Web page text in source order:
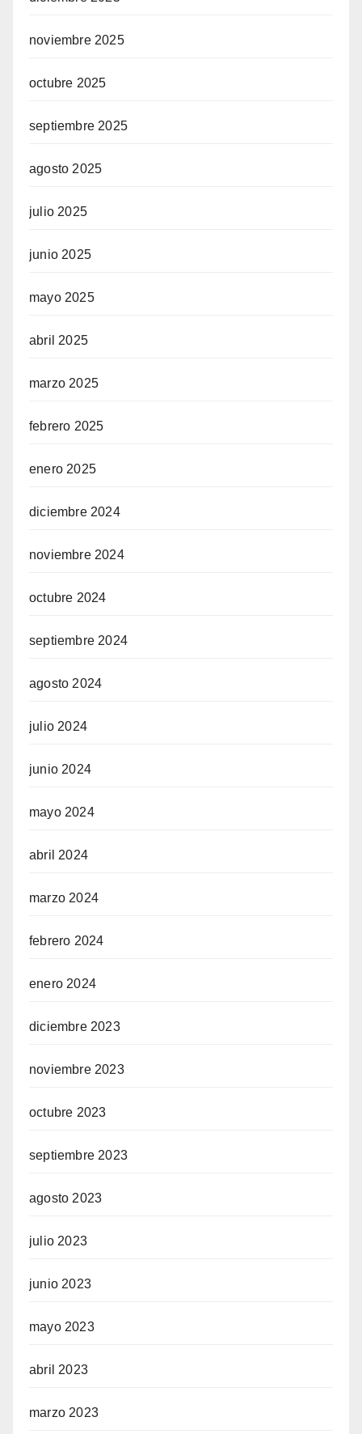
noviembre 2025
octubre 2025
septiembre 2025
agosto 2025
julio 2025
junio 2025
mayo 2025
abril 2025
marzo 2025
febrero 2025
enero 2025
diciembre 2024
noviembre 2024
octubre 2024
septiembre 2024
agosto 2024
julio 2024
junio 2024
mayo 2024
abril 2024
marzo 2024
febrero 2024
enero 2024
diciembre 2023
noviembre 2023
octubre 2023
septiembre 2023
agosto 2023
julio 2023
junio 2023
mayo 2023
abril 2023
marzo 2023